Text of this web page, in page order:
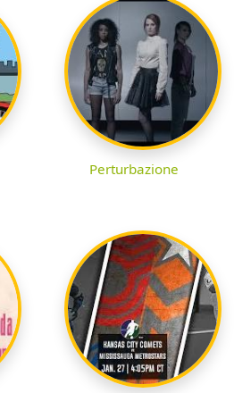
Perturbazione